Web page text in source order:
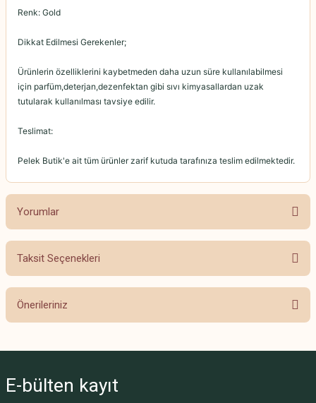
Renk: Gold
Dikkat Edilmesi Gerekenler;
Ürünlerin özelliklerini kaybetmeden daha uzun süre kullanılabilmesi
için parfüm,deterjan,dezenfektan gibi sıvı kimyasallardan uzak
tutularak kullanılması tavsiye edilir.
Teslimat:
Pelek Butik'e ait tüm ürünler zarif kutuda tarafınıza teslim edilmektedir.
Yorumlar
Bu ürüne ilk yorumu siz yapın!
Taksit Seçenekleri
Önerileriniz
Görüş ve önerileriniz için teşekkür ederiz.
E-bülten kayıt